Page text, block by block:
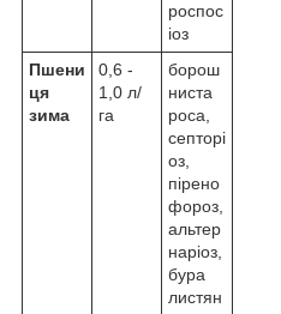
роспос
іоз
Пшени
ця
зима
0,6 -
1,0 л/
га
борош
ниста
роса,
септорі
оз,
пірено
фороз,
альтер
наріоз,
бура
листян